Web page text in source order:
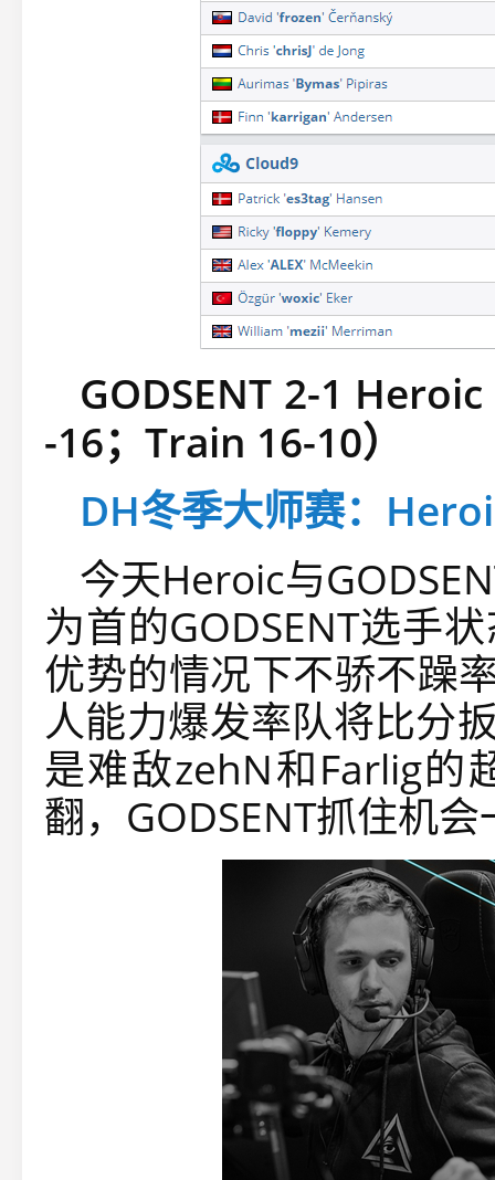
GODSENT 2-1
-16；Train 16-10）
DH冬季大师赛：
今天Heroic与
为首的GODSENT选手
优势的情况下不骄不躁
人能力爆发率队将比分
是难敌zehN和Farlig的
翻，GODSENT抓住机